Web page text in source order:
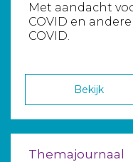
Met aandacht
COVID en
COVID.
Bekijk
Themajournaal